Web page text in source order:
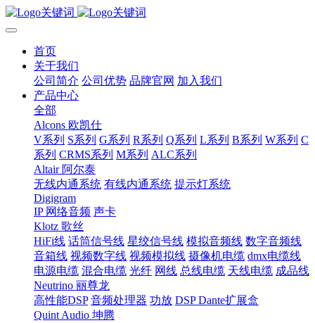
首页
关于我们
公司简介 公司优势 品牌官网 加入我们
产品中心
全部
Alcons 欧凯仕
V系列 S系列 G系列 R系列 Q系列 L系列 B系列 W系列 C
系列 CRMS系列 M系列 ALC系列
Altair 阿尔泰
无线内通系统 有线内通系统 提示灯系统
Digigram
IP 网络音频 声卡
Klotz 歌丝
HiFi线 话筒信号线 星绞信号线 模拟音频线 数字音频线
音箱线 视频数字线 视频模拟线 摄像机电缆 dmx电缆线
电源电缆 混合电缆 光纤 网线 总线电缆 天线电缆 成品线
Neutrino 丽尊龙
高性能DSP 音频处理器 功放 DSP Dante扩展盒
Quint Audio 坤腾